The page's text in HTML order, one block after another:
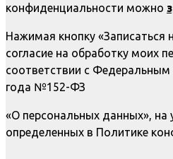
конфиденциальности можно
Нажимая кнопку «Записаться
согласие на обработку моих
соответствии с Федеральным
года №152-ФЗ
«О персональных данных», на
определенных в Политике